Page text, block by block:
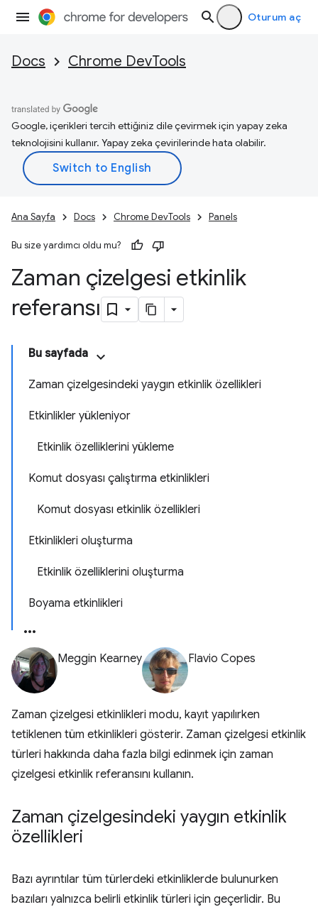
Oturum aç
Docs Chrome DevTools
Google, içerikleri tercih ettiğiniz dile çevirmek için yapay zeka
teknolojisini kullanır. Yapay zeka çevirilerinde hata olabilir.
Ana Sayfa Docs Chrome DevTools Panels
Bu size yardımcı oldu mu?
Zaman çizelgesi etkinlik
referansı
Bu sayfada
Zaman çizelgesindeki yaygın etkinlik özellikleri
Etkinlikler yükleniyor
Etkinlik özelliklerini yükleme
Komut dosyası çalıştırma etkinlikleri
Komut dosyası etkinlik özellikleri
Etkinlikleri oluşturma
Etkinlik özelliklerini oluşturma
Boyama etkinlikleri
Meggin Kearney Flavio Copes
Zaman çizelgesi etkinlikleri modu, kayıt yapılırken
tetiklenen tüm etkinlikleri gösterir. Zaman çizelgesi etkinlik
türleri hakkında daha fazla bilgi edinmek için zaman
çizelgesi etkinlik referansını kullanın.
Zaman çizelgesindeki yaygın etkinlik
özellikleri
Bazı ayrıntılar tüm türlerdeki etkinliklerde bulunurken
bazıları yalnızca belirli etkinlik türleri için geçerlidir. Bu